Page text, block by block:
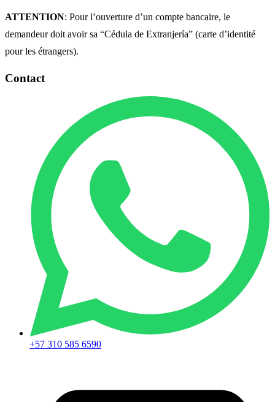
ATTENTION: Pour l’ouverture d’un compte bancaire, le
demandeur doit avoir sa “Cédula de Extranjería” (carte d’identité
pour les étrangers).
Contact
+57 310 585 6590